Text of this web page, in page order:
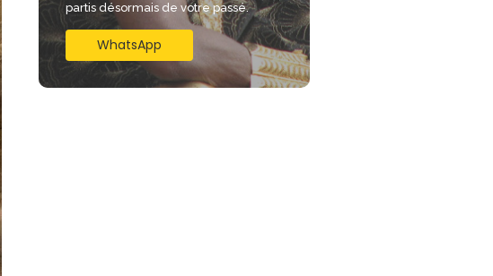
partis désormais de votre passé.
WhatsApp